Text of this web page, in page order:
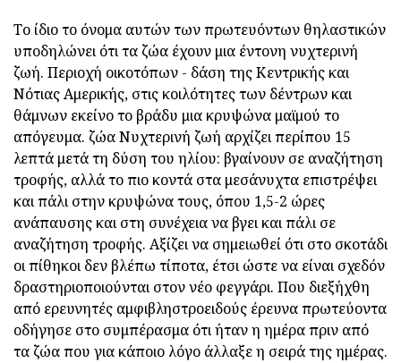
Το ίδιο το όνομα αυτών των πρωτευόντων θηλαστικών
υποδηλώνει ότι τα ζώα έχουν μια έντονη νυχτερινή
ζωή. Περιοχή οικοτόπων - δάση της Κεντρικής και
Νότιας Αμερικής, στις κοιλότητες των δέντρων και
θάμνων εκείνο το βράδυ μια κρυψώνα μαϊμού το
απόγευμα. ζώα Νυχτερινή ζωή αρχίζει περίπου 15
λεπτά μετά τη δύση του ηλίου: βγαίνουν σε αναζήτηση
τροφής, αλλά το πιο κοντά στα μεσάνυχτα επιστρέψει
και πάλι στην κρυψώνα τους, όπου 1,5-2 ώρες
ανάπαυσης και στη συνέχεια να βγει και πάλι σε
αναζήτηση τροφής. Αξίζει να σημειωθεί ότι στο σκοτάδι
οι πίθηκοι δεν βλέπω τίποτα, έτσι ώστε να είναι σχεδόν
δραστηριοποιούνται στον νέο φεγγάρι. Που διεξήχθη
από ερευνητές αμφιβληστροειδούς έρευνα πρωτεύοντα
οδήγησε στο συμπέρασμα ότι ήταν η ημέρα πριν από
τα ζώα που για κάποιο λόγο άλλαξε η σειρά της ημέρας.